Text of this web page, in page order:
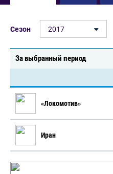
Сезон 2017
За выбранный период
«Локомотив»
Иран